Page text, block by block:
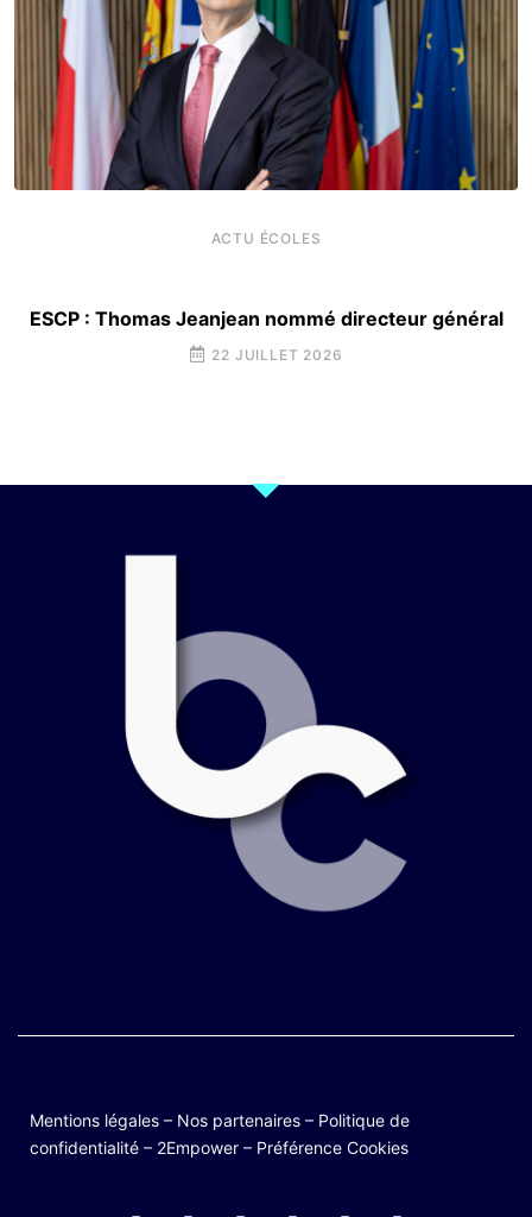
ACTU ÉCOLES
ESCP : Thomas Jeanjean nommé directeur général
22 JUILLET 2026
Mentions légales – Nos partenaires – Politique de
confidentialité – 2Empower – Préférence Cookies